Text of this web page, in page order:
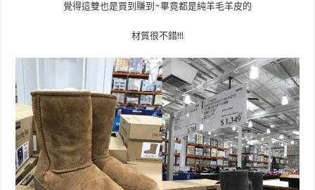
覺得這雙也是買到賺到~畢竟都是純羊毛羊皮的
材質很不錯!!!